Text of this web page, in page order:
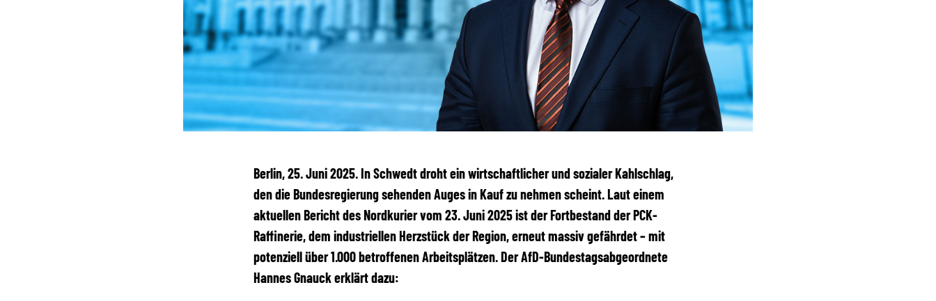
Berlin, 25. Juni 2025. In Schwedt droht ein wirtschaftlicher und sozialer Kahlschlag,
den die Bundesregierung sehenden Auges in Kauf zu nehmen scheint. Laut einem
aktuellen Bericht des Nordkurier vom 23. Juni 2025 ist der Fortbestand der PCK-
Raffinerie, dem industriellen Herzstück der Region, erneut massiv gefährdet – mit
potenziell über 1.000 betroffenen Arbeitsplätzen. Der AfD-Bundestagsabgeordnete
Hannes Gnauck erklärt dazu: